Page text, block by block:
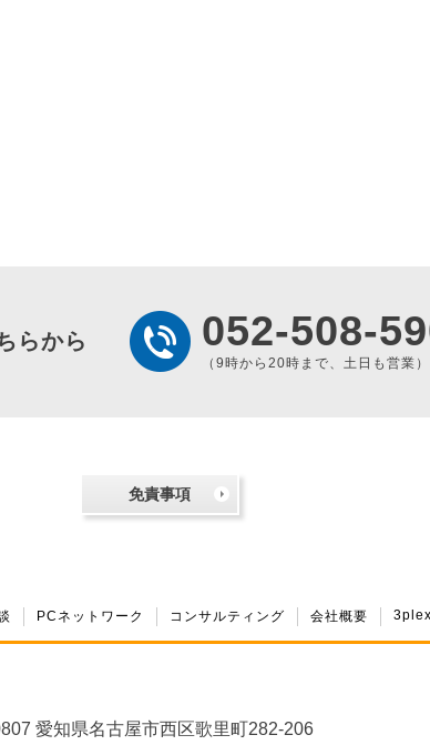
らから 052-508-
（9時から20時まで、土日も営業）
免責事項
PCネットワーク コンサルティング 会社概要
愛知県名古屋市西区歌里町282-206